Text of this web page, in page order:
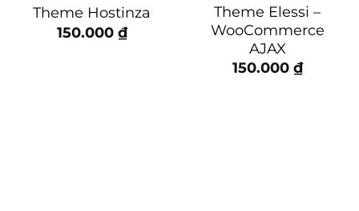
Theme Hostinza
150.000 ₫
Theme Elessi –
WooCommerce
AJAX
150.000 ₫